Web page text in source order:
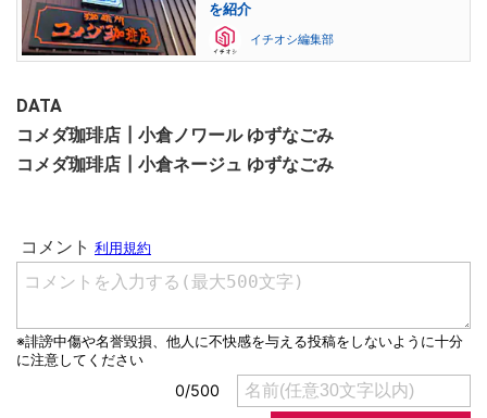
を紹介
イチオシ編集部
DATA
コメダ珈琲店┃小倉ノワール ゆずなごみ
コメダ珈琲店┃小倉ネージュ ゆずなごみ